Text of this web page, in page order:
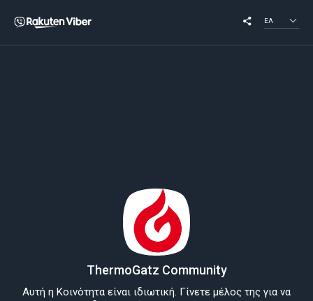
ΕΛ
ThermoGatz Community
Αυτή η Κοινότητα είναι ιδιωτική. Γίνετε μέλος της για να